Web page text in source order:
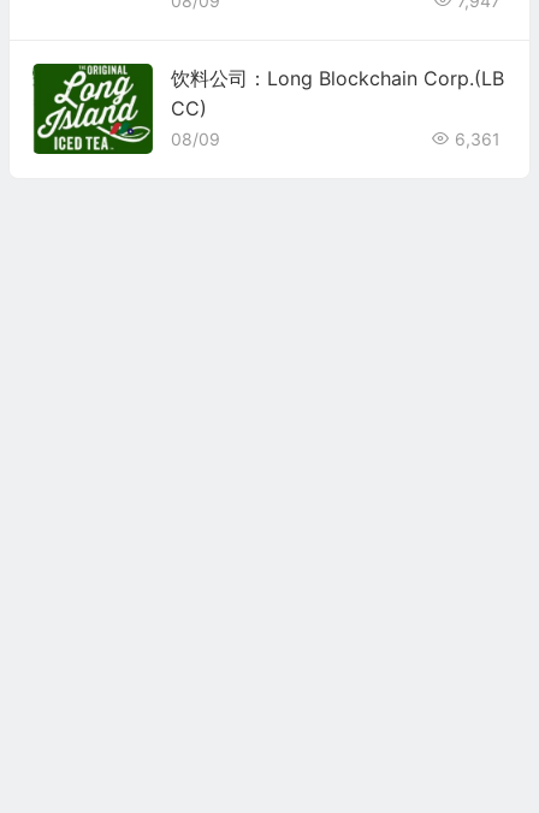
饮料公司：Long Blockchain Corp.(LB
CC)
08/09 6,361